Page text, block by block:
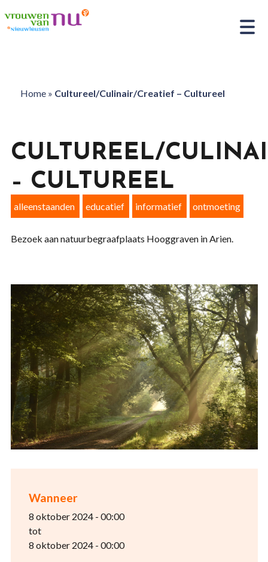
Home» Cultureel/Culinair/Creatief – Cultureel
Wanneer
8 oktober 2024 - 00:00
tot
8 oktober 2024 - 00:00
CULTUREEL/
– CULTUREEL
alleenstaanden educatief informatief ontmoeting
Bezoek aan natuurbegraafplaats Hooggraven in Arien.